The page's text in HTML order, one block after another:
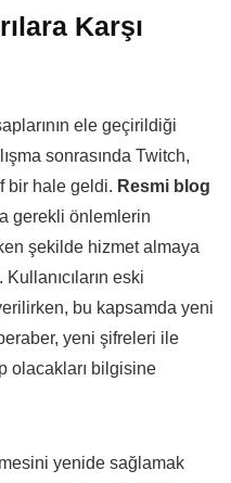
Karşı
ele geçirildiği
sonrasında Twitch,
bir hale geldi. Resmi blog
gerekli önlemlerin
şekilde hizmet almaya
eski
bu kapsamda yeni
yeni şifreleri ile
olacakları bilgisine
yenide sağlamak